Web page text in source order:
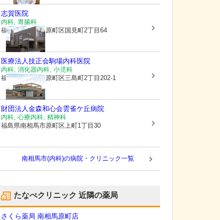
志賀医院
内科, 胃腸科
福島県南相馬市原町区国見町2丁目64
医療法人技正会駒場内科医院
内科, 消化器内科, 小児科
福島県南相馬市原町区三島町2丁目202-1
財団法人金森和心会雲雀ケ丘病院
内科, 心療内科, 精神科
福島県南相馬市原町区上町1丁目30
南相馬市(内科)の病院・クリニック一覧
たなべクリニック 近隣の薬局
さくら薬局 南相馬原町店